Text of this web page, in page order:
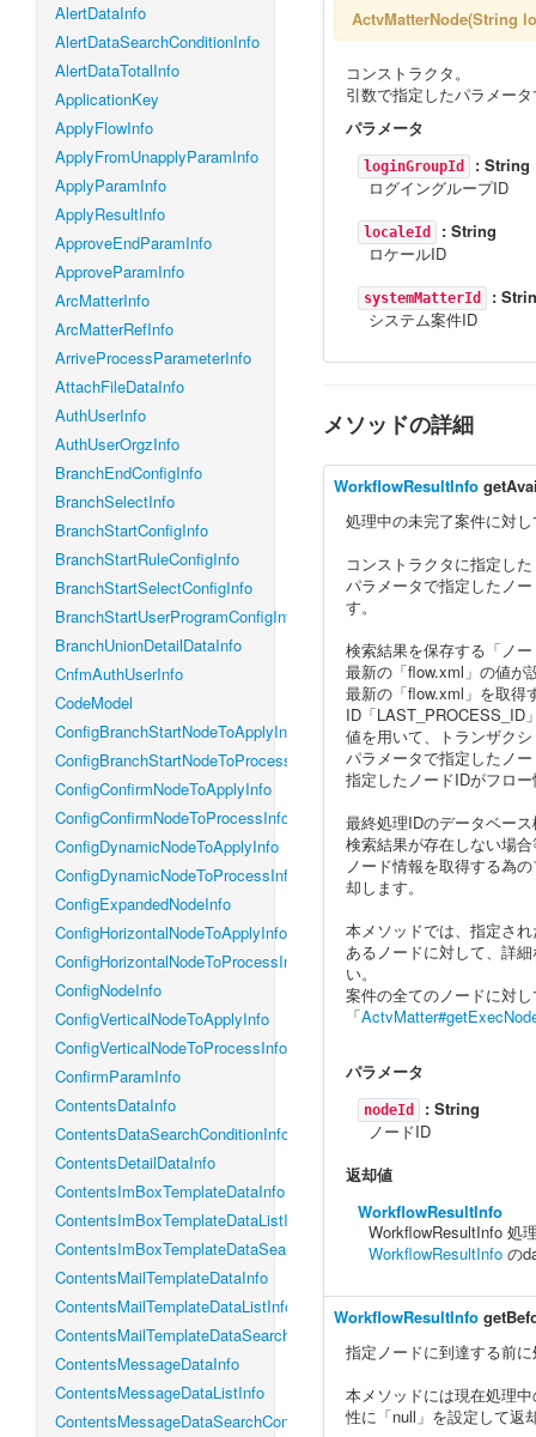
AlertDataInfo
AlertDataSearchConditionInfo
AlertDataTotalInfo
ApplicationKey
ApplyFlowInfo
ApplyFromUnapplyParamInfo
ApplyParamInfo
ApplyResultInfo
ApproveEndParamInfo
ApproveParamInfo
ArcMatterInfo
ArcMatterRefInfo
ArriveProcessParameterInfo
AttachFileDataInfo
AuthUserInfo
AuthUserOrgzInfo
BranchEndConfigInfo
BranchSelectInfo
BranchStartConfigInfo
BranchStartRuleConfigInfo
BranchStartSelectConfigInfo
BranchStartUserProgramConfigInfo
BranchUnionDetailDataInfo
CnfmAuthUserInfo
CodeModel
ConfigBranchStartNodeToApplyInfo
ConfigBranchStartNodeToProcessInfo
ConfigConfirmNodeToApplyInfo
ConfigConfirmNodeToProcessInfo
ConfigDynamicNodeToApplyInfo
ConfigDynamicNodeToProcessInfo
ConfigExpandedNodeInfo
ConfigHorizontalNodeToApplyInfo
ConfigHorizontalNodeToProcessInfo
ConfigNodeInfo
ConfigVerticalNodeToApplyInfo
ConfigVerticalNodeToProcessInfo
ConfirmParamInfo
ContentsDataInfo
ContentsDataSearchConditionInfo
ContentsDetailDataInfo
ContentsImBoxTemplateDataInfo
ContentsImBoxTemplateDataListInfo
ContentsImBoxTemplateDataSearchConditionInfo
ContentsMailTemplateDataInfo
ContentsMailTemplateDataListInfo
ContentsMailTemplateDataSearchConditionInfo
ContentsMessageDataInfo
ContentsMessageDataListInfo
ContentsMessageDataSearchConditionInfo
ActvMatterNode(String
コンストラクタ。
引数で指定したパラメー
パラメータ
loginGroupId : String
ログイングループID
localeId : String
ロケールID
systemMatterId :
システム案件ID
メソッドの詳細
WorkflowResultInfo
処理中の未完了案件に対
コンストラクタに指定し
パラメータで指定したノ
す。
検索結果を保存する「ノ
最新の「flow.xml」の値が
最新の「flow.xml」を取得
ID「LAST_PROCESS_ID
値を用いて、トランザク
パラメータで指定したノ
指定したノードIDがフロ
最終処理IDのデータベー
検索結果が存在しない場
ノード情報を取得する為
却します。
本メソッドでは、指定さ
あるノードに対して、詳
い。
案件の全てのノードに対
「
パラメータ
nodeId : String
ノードID
返却値
WorkflowResultInfo
WorkflowResultInfo 処
WorkflowResultInfo の
WorkflowResultInfo
指定ノードに到達する前
本メソッドには現在処理
性に「null」を設定して返